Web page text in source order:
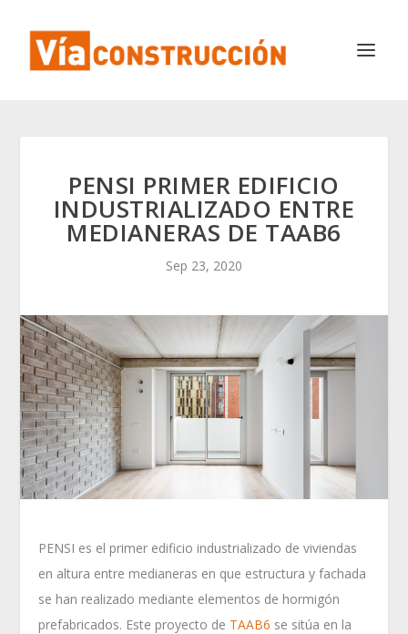
PENSI PRIMER EDIFICIO
INDUSTRIALIZADO ENTRE
MEDIANERAS DE TAAB6
Sep 23, 2020
PENSI es el primer edificio industrializado de viviendas
en altura entre medianeras en que estructura y fachada
se han realizado mediante elementos de hormigón
prefabricados. Este proyecto de TAAB6 se sitúa en la